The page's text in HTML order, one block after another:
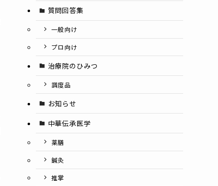
質問回答集
一般向け
プロ向け
治療院のひみつ
調度品
お知らせ
中華伝承医学
薬膳
鍼灸
推掌